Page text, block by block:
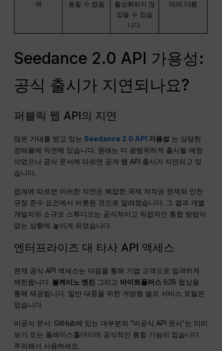
역
용할 수 없음
활성화되지 않
았을 수 있습
니다.
따라 다름
Seedance 2.0 API 가용성:
공식 출시가 지연되나요?
퍼블릭 웹 API의 지연
많은 기대를 받고 있는Seedance 2.0 API 가용성 는 상당한
장애물에 직면해 있습니다. 원래는 더 광범위하게 출시될 예정
이었으나 공식 문서에 따르면 공개 웹 API 출시가 지연되고 있
습니다.
업계에 따르면 이러한 지연은 복잡한 국제 저작권 문제와 안전
규정 준수 요건에서 비롯된 것으로 알려졌습니다. 그 결과 개별
개발자와 소규모 스튜디오는 공식적이고 직접적인 통합 방법이
없는 상황에 놓이게 되었습니다.
엔터프라이즈 대 타사 API 액세스
현재 공식 API 액세스는 다음을 통해 기업 고객으로 엄격하게
제한됩니다. 볼케이노 엔진 그리고 바이트플러스 B2B 협상을
통해 제공됩니다. 일반 대중을 위한 개방형 셀프 서비스 포털은
없습니다.
비공식 문서: GitHub에 있는 대부분의 “비공식 API 문서'는 미리
보기 또는 플레이스홀더이며 공식적인 통합 기능이 없습니다.
주의해서 사용하세요.